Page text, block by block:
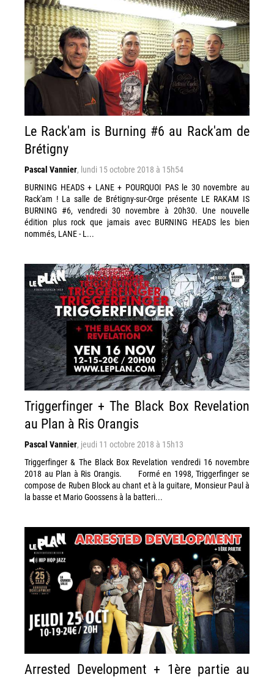
Le Rack'am is Burning #6 au Rack'am de
Brétigny
Pascal Vannier, lundi 15 octobre 2018 à 15h54
BURNING HEADS + LANE + POURQUOI PAS le 30 novembre au
Rack'am ! La salle de Brétigny-sur-Orge présente LE RAKAM IS
BURNING #6, vendredi 30 novembre à 20h30. Une nouvelle
édition plus rock que jamais avec BURNING HEADS les bien
nommés, LANE - L...
Triggerfinger + The Black Box Revelation
au Plan à Ris Orangis
Pascal Vannier, jeudi 11 octobre 2018 à 15h13
Triggerfinger & The Black Box Revelation vendredi 16 novembre
2018 au Plan à Ris Orangis. Formé en 1998, Triggerfinger se
compose de Ruben Block au chant et à la guitare, Monsieur Paul à
la basse et Mario Goossens à la batteri...
Arrested Development + 1ère partie au